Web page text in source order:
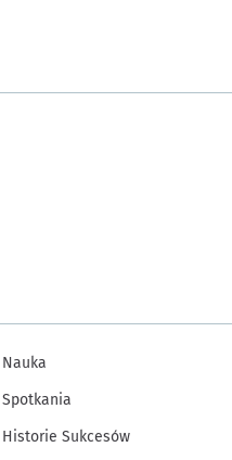
Nauka
Spotkania
Historie Sukcesów